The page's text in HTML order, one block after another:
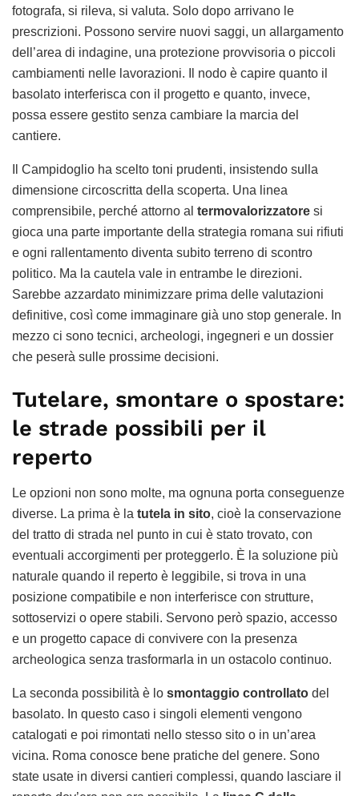
fotografa, si rileva, si valuta. Solo dopo arrivano le
prescrizioni. Possono servire nuovi saggi, un allargamento
dell’area di indagine, una protezione provvisoria o piccoli
cambiamenti nelle lavorazioni. Il nodo è capire quanto il
basolato interferisca con il progetto e quanto, invece,
possa essere gestito senza cambiare la marcia del
cantiere.
Il Campidoglio ha scelto toni prudenti, insistendo sulla
dimensione circoscritta della scoperta. Una linea
comprensibile, perché attorno al termovalorizzatore si
gioca una parte importante della strategia romana sui rifiuti
e ogni rallentamento diventa subito terreno di scontro
politico. Ma la cautela vale in entrambe le direzioni.
Sarebbe azzardato minimizzare prima delle valutazioni
definitive, così come immaginare già uno stop generale. In
mezzo ci sono tecnici, archeologi, ingegneri e un dossier
che peserà sulle prossime decisioni.
Tutelare, smontare o spostare:
le strade possibili per il
reperto
Le opzioni non sono molte, ma ognuna porta conseguenze
diverse. La prima è la tutela in sito, cioè la conservazione
del tratto di strada nel punto in cui è stato trovato, con
eventuali accorgimenti per proteggerlo. È la soluzione più
naturale quando il reperto è leggibile, si trova in una
posizione compatibile e non interferisce con strutture,
sottoservizi o opere stabili. Servono però spazio, accesso
e un progetto capace di convivere con la presenza
archeologica senza trasformarla in un ostacolo continuo.
La seconda possibilità è lo smontaggio controllato del
basolato. In questo caso i singoli elementi vengono
catalogati e poi rimontati nello stesso sito o in un’area
vicina. Roma conosce bene pratiche del genere. Sono
state usate in diversi cantieri complessi, quando lasciare il